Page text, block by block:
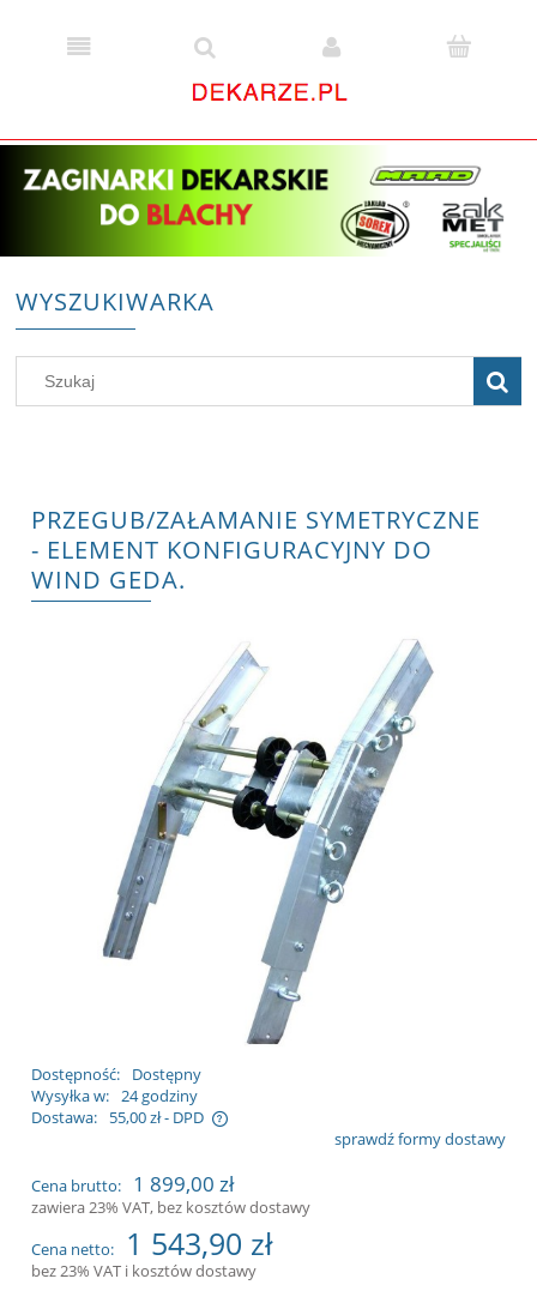
WYSZUKIWARKA
PRZEGUB/ZAŁAMANIE SYMETRYCZNE
- ELEMENT KONFIGURACYJNY DO
WIND GEDA.
Dostępność:
Dostępny
Wysyłka w: 24 godziny
Dostawa:
55,00 zł- DPD
sprawdź formy dostawy
Cena brutto: 1 899,00 zł
zawiera 23% VAT, bez kosztów dostawy
Cena netto:
1 543,90 zł
bez 23% VAT i kosztów dostawy